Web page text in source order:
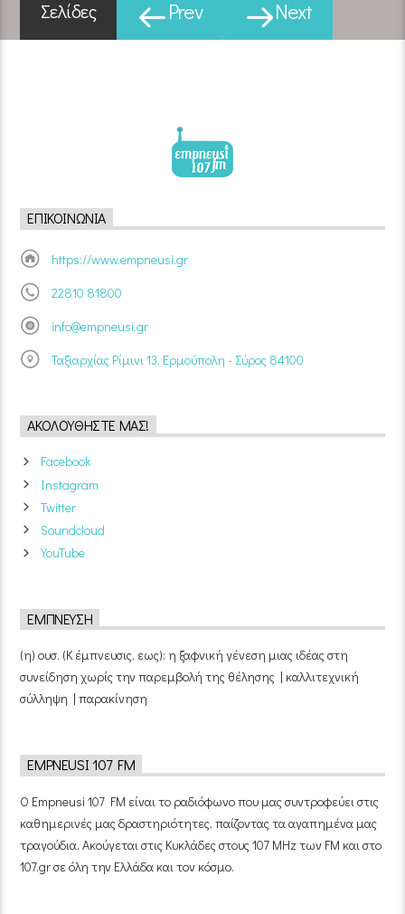
Σελίδες Prev Next
ΕΠΙΚΟΙΝΩΝΊΑ
https://www.empneusi.gr
22810 81800
info@empneusi.gr
Ταξιαρχίας Ρίμινι 13, Ερμούπολη - Σύρος 84100
ΑΚΟΛΟΥΘΉΣΤΕ ΜΑΣ!
Facebook
Instagram
Twitter
Soundcloud
YouTube
ΈΜΠΝΕΥΣΗ
(η) ουσ. (Κ έμπνευσις, εως): η ξαφνική γένεση μιας ιδέας στη
συνείδηση χωρίς την παρεμβολή της θέλησης | καλλιτεχνική
σύλληψη | παρακίνηση
EMPNEUSI 107 FM
Ο Empneusi 107 FM είναι το ραδιόφωνο που μας συντροφεύει στις
καθημερινές μας δραστηριότητες, παίζοντας τα αγαπημένα μας
τραγούδια. Ακούγεται στις Κυκλάδες στους 107 MHz των FM και στο
107.gr σε όλη την Ελλάδα και τον κόσμο.